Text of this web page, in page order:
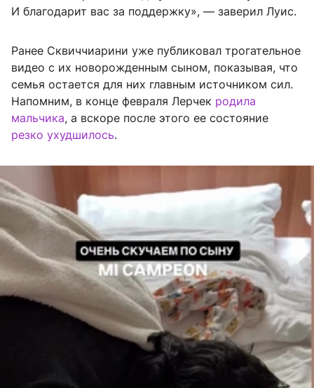
И благодарит вас за поддержку», — заверил Луис.
Ранее Сквиччиарини уже публиковал трогательное
видео с их новорожденным сыном, показывая, что
семья остается для них главным источником сил.
Напомним, в конце февраля Лерчек родила
мальчика, а вскоре после этого ее состояние
резко ухудшилось.